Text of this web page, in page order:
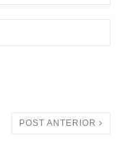
POST ANTERIOR